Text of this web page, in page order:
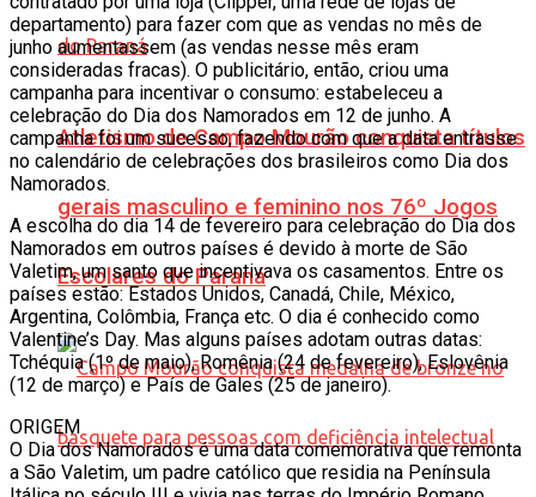
Atletismo de Campo Mourão conquista títulos
gerais masculino e feminino nos 76º Jogos
Escolares do Paraná
departamento) para fazer com que as vendas no mês de
junho aumentassem (as vendas nesse mês eram
consideradas fracas). O publicitário, então, criou uma
campanha para incentivar o consumo: estabeleceu a
celebração do Dia dos Namorados em 12 de junho. A
campanha foi um sucesso, fazendo com que a data entrasse
no calendário de celebrações dos brasileiros como Dia dos
Namorados.
A escolha do dia 14 de fevereiro para celebração do Dia dos
Namorados em outros países é devido à morte de São
Valetim, um santo que incentivava os casamentos. Entre os
países estão: Estados Unidos, Canadá, Chile, México,
Argentina, Colômbia, França etc. O dia é conhecido como
Valentine’s Day. Mas alguns países adotam outras datas:
Tchéquia (1º de maio), Romênia (24 de fevereiro), Eslovênia
(12 de março) e País de Gales (25 de janeiro).
ORIGEM
O Dia dos Namorados é uma data comemorativa que remonta
a São Valetim, um padre católico que residia na Península